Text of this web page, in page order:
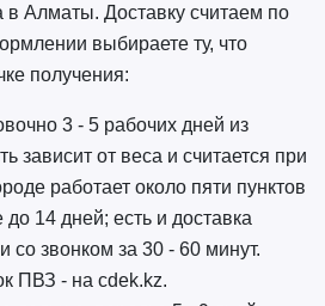
в Алматы. Доставку считаем по
выбираете ту, что
получения:
3 - 5 рабочих дней из
зависит от веса и считается при
работает около пяти пунктов
14 дней; есть и доставка
со звонком за 30 - 60 минут.
ПВЗ - на cdek.kz.